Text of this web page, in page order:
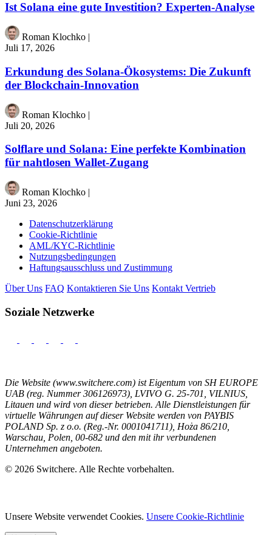
Ist Solana eine gute Investition? Experten-Analyse
Roman Klochko |
Juli 17, 2026
Erkundung des Solana-Ökosystems: Die Zukunft
der Blockchain-Innovation
Roman Klochko |
Juli 20, 2026
Solflare und Solana: Eine perfekte Kombination
für nahtlosen Wallet-Zugang
Roman Klochko |
Juni 23, 2026
Datenschutzerklärung
Cookie-Richtlinie
AML/KYC-Richtlinie
Nutzungsbedingungen
Haftungsausschluss und Zustimmung
Über Uns FAQ Kontaktieren Sie Uns Kontakt Vertrieb
Soziale Netzwerke
Die Website (www.switchere.com) ist Eigentum von SH EUROPE
UAB (reg. Nummer 306126973), LVIVO G. 25-701, VILNIUS,
Litauen und wird von dieser betrieben. Alle Dienstleistungen für
virtuelle Währungen auf dieser Website werden von PAYBIS
POLAND Sp. z o.o. (Reg.-Nr. 0001041711), Hoża 86/210,
Warschau, Polen, 00-682 und den mit ihr verbundenen
Unternehmen angeboten.
© 2026 Switchere. Alle Rechte vorbehalten.
Unsere Website verwendet Cookies. Unsere Cookie-Richtlinie